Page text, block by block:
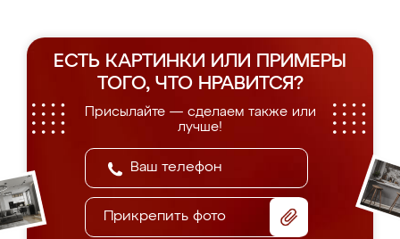
ЕСТЬ КАРТИНКИ ИЛИ ПРИМЕРЫ
ТОГО, ЧТО НРАВИТСЯ?
Присылайте — сделаем также или
лучше!
Прикрепить фото